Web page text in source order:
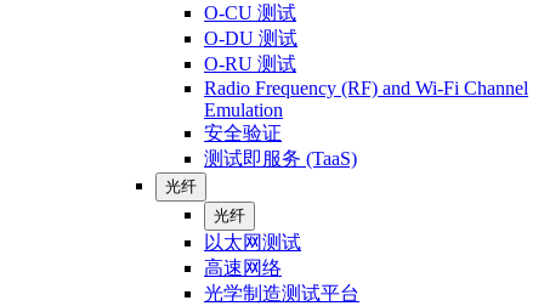
O-CU 测试
O-DU 测试
O-RU 测试
Radio Frequency (RF) and Wi-Fi Channel
Emulation
安全验证
测试即服务 (TaaS)
光纤
光纤
以太网测试
高速网络
光学制造测试平台